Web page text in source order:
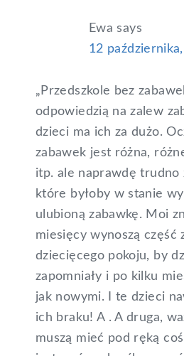
Ewa says
12
„Przedszkole bez
odpowiedzią na zalew
dzieci ma ich za dużo.
zabawek jest różna,
itp. ale naprawdę trudno
które byłoby w stanie
ulubioną zabawkę. Moi
miesięcy wynoszą część
dziecięcego pokoju, by
zapomniały i po kilku
jak nowymi. I te dzieci
ich braku! A . A druga,
muszą mieć pod ręką